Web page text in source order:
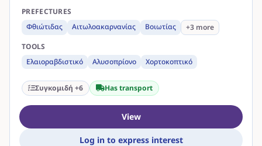
PREFECTURES
Φθιώτιδας
Αιτωλοακαρνανίας Βοιωτίας
+3 more
TOOLS
Ελαιοραβδιστικό
Αλυσοπρίονο Χορτοκοπτικό
Συγκομιδή +6 Has transport
View
Log in to express interest